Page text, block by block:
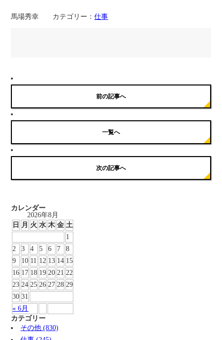
馬場秀幸 カテゴリー：仕事
前の記事へ
一覧へ
次の記事へ
カレンダー
2026年8月
日 月 火 水 木 金 土
« 6月
1
2
3 4 5 6 7
8
9
10 11 12 13 14 15
16 17 18 19 20 21 22
23 24 25 26 27 28 29
30 31
カテゴリー
その他 (830)